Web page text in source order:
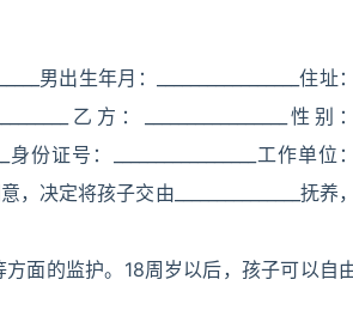
男出生年月：_________________住址
乙方：_________________性别
身份证号：_________________工作单位
，决定将孩子交由_______________抚养
面的监护。18周岁以后，孩子可以自